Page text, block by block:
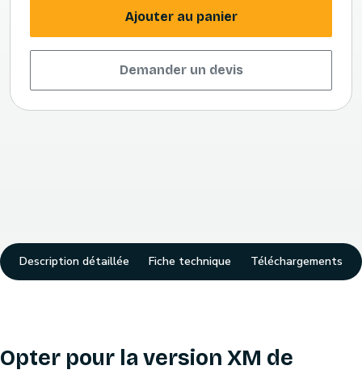
Ajouter au panier
Demander un devis
Description détaillée Fiche technique Téléchargements
Opter pour la version XM de